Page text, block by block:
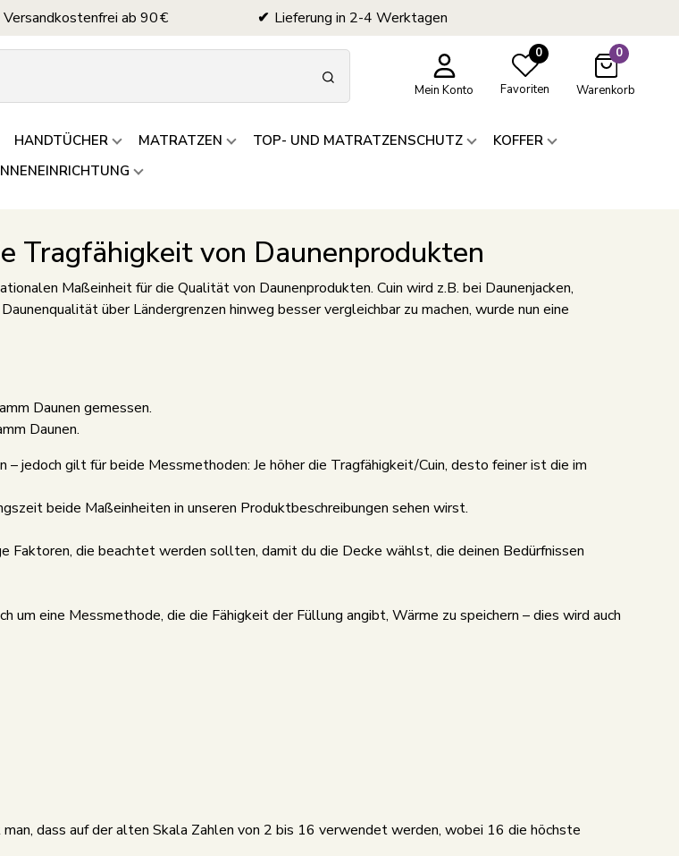
Versandkostenfrei ab 90 € Lieferung in 2-4 Werktagen
Mein Konto
0
Favoriten
0
Warenkorb
HANDTÜCHER MATRATZEN TOP- UND MATRATZENSCHUTZ
KOFFER
Tragfähigkeit von Daunenprodukten
Maßeinheit für die Qualität von Daunenprodukten. Cuin wird z.B. bei Daunenjacken,
über Ländergrenzen hinweg besser vergleichbar zu machen, wurde nun eine
Daunen gemessen.
Daunen.
– jedoch gilt für beide Messmethoden: Je höher die Tragfähigkeit/Cuin, desto feiner ist die im
beide Maßeinheiten in unseren Produktbeschreibungen sehen wirst.
Faktoren, die beachtet werden sollten, damit du die Decke wählst, die deinen Bedürfnissen
eine Messmethode, die die Fähigkeit der Füllung angibt, Wärme zu speichern – dies wird auch
dass auf der alten Skala Zahlen von 2 bis 16 verwendet werden, wobei 16 die höchste